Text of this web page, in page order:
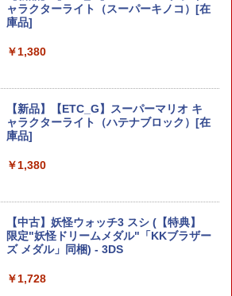
鬼武者 Way of the Sword 【Switch2】
ELDEN RING Tarnished Edition 【Swit
任天堂 【Switch2】ゼルダの伝説 ティア
ーズ オブ ザ キングダム Nintendo Swit
ch 2 Edition [NXS-P-AXN7B NSW2 ゼ
ルダノデンセツ ティア-ズ オブ ザ キン
スタンド PS5 コントローラー ゲームコ
ントローラー収納ラック 送料無料 本立
て
￥1,820
【レビュー評価上昇中】 新型 PS5 Slim /
PS5 Pro 冷却ファン PS5スリム用 冷却
ファン 自動温度検出 3段階風速調整 LED
ライト USB付き 低騒音 急速冷却 放熱
プレステ5スリム用 ディスク/デジタル版
￥2,580
フリーク steelseries コントロールフリ
ーク Kontrolfreek 【 FPS - Frenzy Pur
ャラクターライト（スーパーキノコ）[在
庫品]
￥1,380
【新品】【ETC_G】スーパーマリオ キ
ャラクターライト（ハテナブロック）[在
庫品]
￥1,380
【中古】妖怪ウォッチ3 スシ (【特典】
限定"妖怪ドリームメダル"「KKブラザー
ズ メダル」同梱) - 3DS
￥1,728